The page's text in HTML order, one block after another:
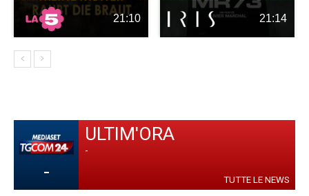
21:10 21:14
-
ULTIM'ORA
-
TUTTE LE NEWS